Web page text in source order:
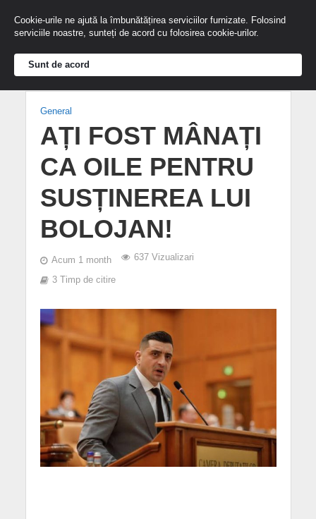
General
AȚI FOST MÂNAȚI
CA OILE PENTRU
SUSȚINEREA LUI
BOLOJAN!
Acum 1 month 637 Vizualizari
3 Timp de citire
Cookie-urile ne ajută la îmbunătățirea serviciilor furnizate. Folosind
serviciile noastre, sunteți de acord cu folosirea cookie-urilor.
Sunt de acord